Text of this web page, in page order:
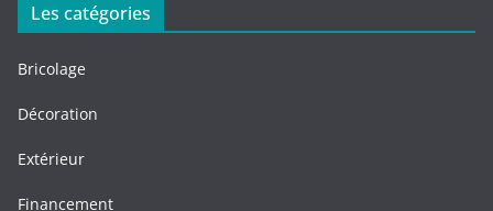
Les catégories
Bricolage
Décoration
Extérieur
Financement